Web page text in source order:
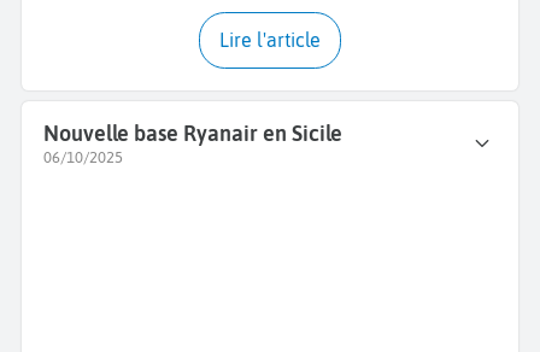
Lire l'article
Nouvelle base Ryanair en Sicile
06/10/2025